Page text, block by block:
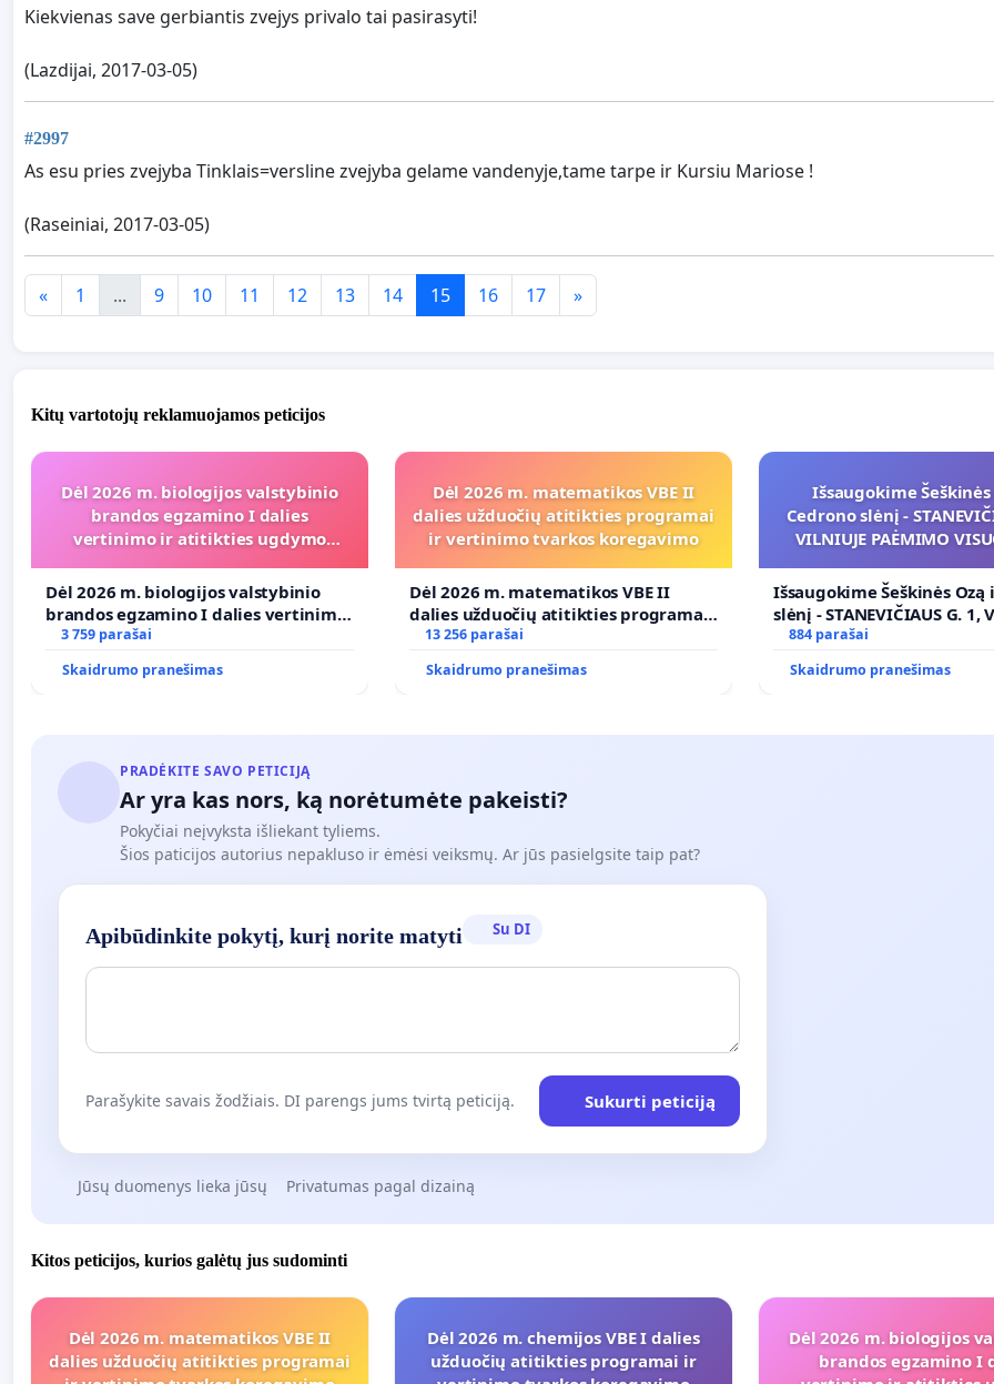
Kiekvienas save gerbiantis zvejys privalo tai pasirasyti!
(Lazdijai, 2017-03-05)
#2997
As esu pries zvejyba Tinklais=versline zvejyba gelame vandenyje,tame tarpe ir Kursiu Mariose !
(Raseiniai, 2017-03-05)
« 1 ... 9 10 11 12 13 14 15 16 17 »
Kitų vartotojų reklamuojamos peticijos
Dėl 2026 m. biologijos valstybinio
brandos egzamino I dalies
vertinimo ir atitikties ugdymo
Dėl 2026 m. biologijos valstybinio
brandos egzamino I dalies vertinimo
ir atitikties ugdymo programai
3 759 parašai
Skaidrumo pranešimas
Dėl 2026 m. matematikos VBE II
dalies užduočių atitikties programai
ir vertinimo tvarkos koregavimo
Dėl 2026 m. matematikos VBE II
dalies užduočių atitikties programai
ir vertinimo tvarkos koregavimo
13 256 parašai
Skaidrumo pranešimas
Išsaugokime
Cedrono slėnį -
VILNIUJE PAĖMIMO
PRITAIKYMO VIEŠAJAI
FUNKCIJAI
Išsaugokime Šeškinės Ozą
slėnį - STANEVIČIAUS G. 1,
PAĖMIMO VISUOMENĖS
(IŠPIRKIMO) IR JO
VIEŠAJAI ŽELDYNŲ
884 parašai
Skaidrumo pranešimas
PRADĖKITE SAVO PETICIJĄ
Ar yra kas nors, ką norėtumėte pakeisti?
Pokyčiai neįvyksta išliekant tyliems.
Šios paticijos autorius nepakluso ir ėmėsi veiksmų. Ar jūs pasielgsite taip pat?
Apibūdinkite pokytį, kurį norite matyti Su DI
Parašykite savais žodžiais. DI parengs jums tvirtą peticiją. Sukurti peticiją
Jūsų duomenys lieka jūsų Privatumas pagal dizainą
Kitos peticijos, kurios galėtų jus sudominti
Dėl 2026 m. matematikos VBE II
dalies užduočių atitikties programai
Dėl 2026 m. chemijos VBE I dalies
užduočių atitikties programai ir
Dėl 2026 m. biologijos
brandos egzamino I